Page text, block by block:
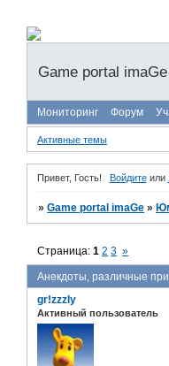
Game portal imaGe
Мониторинг Форум
Активные темы
Привет, Гость! Войдитеили
»Game portal imaGe »
Анекдоты, различные
Страница:1 2 3 »
gr!zzzly
Активный пользователь